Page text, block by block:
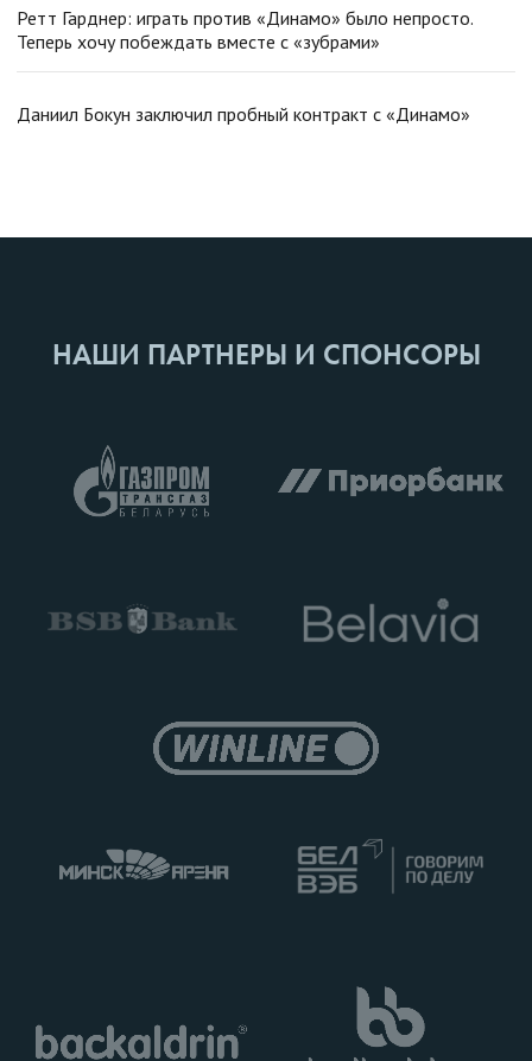
Ретт Гарднер: играть против «Динамо» было непросто.
Теперь хочу побеждать вместе с «зубрами»
Даниил Бокун заключил пробный контракт с «Динамо»
НАШИ ПАРТНЕРЫ И СПОНСОРЫ